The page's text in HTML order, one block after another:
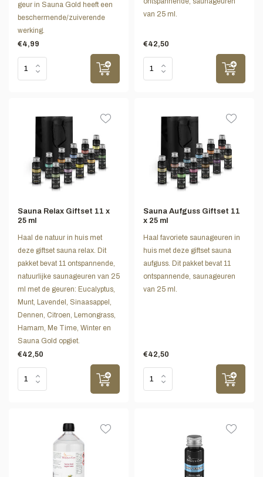
geur in Sauna Gold heeft een
beschermende/zuiverende
werking.
€4,99
van 25 ml.
€42,50
Sauna Relax Giftset 11 x
25 ml
Haal de natuur in huis met
deze giftset sauna relax. Dit
pakket bevat 11 ontspannende,
natuurlijke saunageuren van 25
ml met de geuren: Eucalyptus,
Munt, Lavendel, Sinaasappel,
Dennen, Citroen, Lemongrass,
Hamam, Me Time, Winter en
Sauna Gold opgiet.
€42,50
Sauna Aufguss Giftset 11
x 25 ml
Haal favoriete saunageuren in
huis met deze giftset sauna
aufguss. Dit pakket bevat 11
ontspannende, saunageuren
van 25 ml.
€42,50